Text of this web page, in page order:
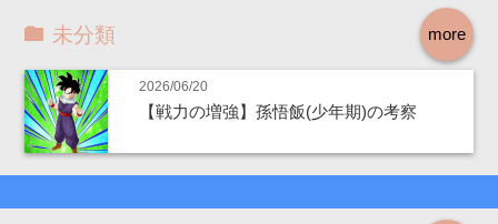
more
未分類
2026/06/20
【戦力の増強】孫悟飯(少年期)の考察